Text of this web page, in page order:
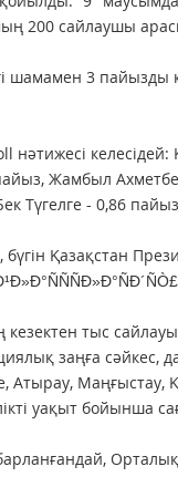
200 сайлаушы
шамамен 3
нәтижесі
Жамбыл
Түгелге - 0,86
бүгін Қазақстан
кезектен тыс
заңға сәйкес,
Атырау,
уақыт бойынша